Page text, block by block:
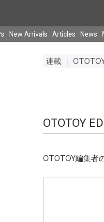
New Arrivals Articles News
連載
OTOTOY
OTOTOY編集者